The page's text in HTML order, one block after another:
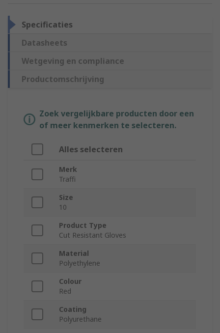
Specificaties
Datasheets
Wetgeving en compliance
Productomschrijving
Zoek vergelijkbare producten door een
of meer kenmerken te selecteren.
Alles selecteren
Merk
Traffi
Size
10
Product Type
Cut Resistant Gloves
Material
Polyethylene
Colour
Red
Coating
Polyurethane